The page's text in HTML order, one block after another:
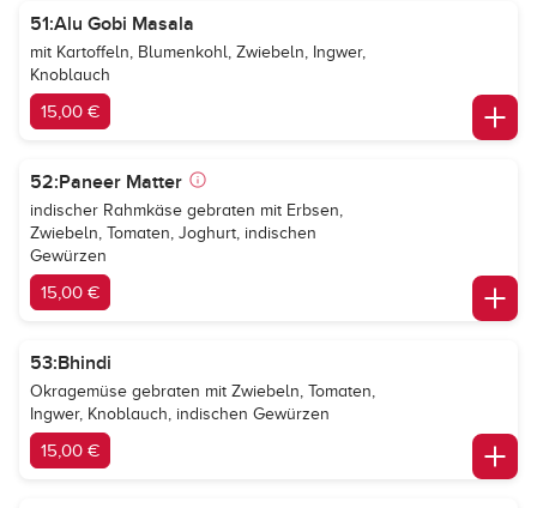
51:Alu Gobi Masala
mit Kartoffeln, Blumenkohl, Zwiebeln, Ingwer,
Knoblauch
15,00 €
52:Paneer Matter
indischer Rahmkäse gebraten mit Erbsen,
Zwiebeln, Tomaten, Joghurt, indischen
Gewürzen
15,00 €
53:Bhindi
Okragemüse gebraten mit Zwiebeln, Tomaten,
Ingwer, Knoblauch, indischen Gewürzen
15,00 €